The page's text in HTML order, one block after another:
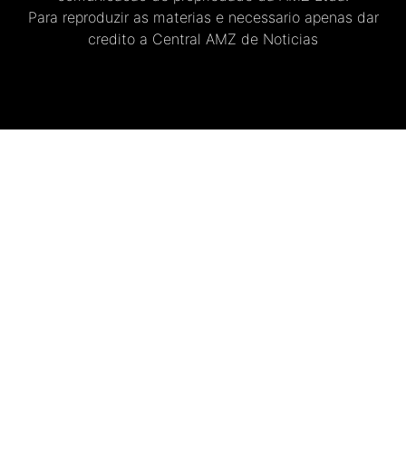
Para reproduzir as materias e necessario apenas dar
credito a Central AMZ de Noticias